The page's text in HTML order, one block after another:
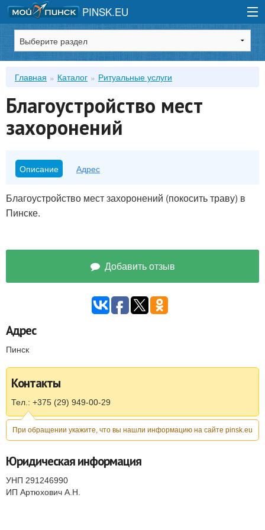
PINSK.EU
Зарегистрироваться
Главная Каталог Ритуальные услуги
Благоустройство мест
захоронений
Описание Адрес
Благоустройство мест захоронений (покосить траву) в
Пинске.
Добавить отзыв
Адрес
Пинск
Контакты
Тел.: +375 (29) 949-00-29
При обращении укажите, что вы нашли информацию на сайте pinsk.eu
Юридическая информация
УНП 291246990
ИП Артюхович А.Н.